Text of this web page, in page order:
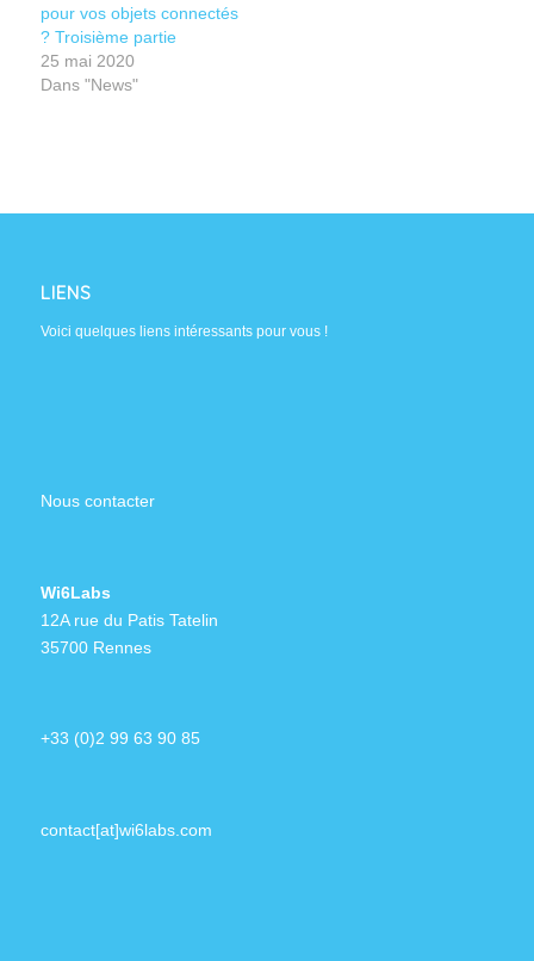
pour vos objets connectés
? Troisième partie
25 mai 2020
Dans "News"
LIENS
Voici quelques liens intéressants pour vous !
Nous contacter
Wi6Labs
12A rue du Patis Tatelin
35700 Rennes
+33 (0)2 99 63 90 85
contact[at]wi6labs.com